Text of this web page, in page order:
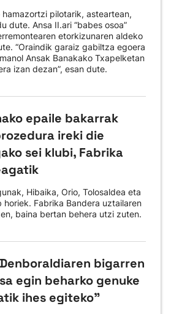
pilotarik, asteartean,
dute. Ansa II.ari “babes osoa”
etorkizunaren aldeko
“Oraindik garaiz gabiltza egoera
Ansak Banakako Txapelketan
izan dezan”, esan dute.
epaile bakarrak
ireki die
sei klubi, Fabrika
Hibaika, Orio, Tolosaldea eta
horiek. Fabrika Bandera uztailaren
baina bertan behera utzi zuten.
bigarren
egin beharko genuke
ihes egiteko"